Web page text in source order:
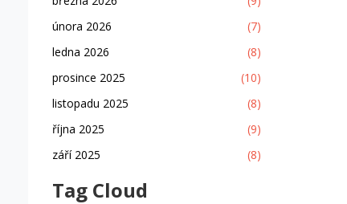
února 2026
(7)
ledna 2026
(8)
prosince 2025
(10)
listopadu 2025
(8)
října 2025
(9)
září 2025
(8)
Tag Cloud